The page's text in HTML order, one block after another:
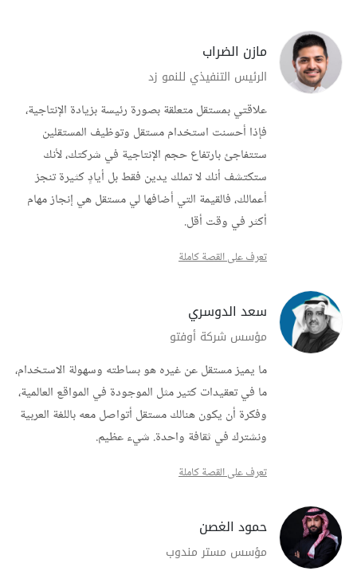
مازن الضراب
الرئيس التنفيذي للنمو زد
علاقتي بمستقل متعلقة بصورة رئيسة بزيادة الإنتاجية،
فإذا أحسنت استخدام مستقل وتوظيف المستقلين
ستتفاجئ بارتفاع حجم الإنتاجية في شركتك، لأنك
ستكتشف أنك لا تملك يدين فقط بل أيادٍ كثيرة تنجز
أعمالك، فالقيمة التي أضافها لي مستقل هي إنجاز مهام
أكثر في وقت أقل.
تعرف على القصة كاملة
سعد الدوسري
مؤسس شركة أوفتو
ما يميز مستقل عن غيره هو بساطته وسهولة الاستخدام،
ما في تعقيدات كتير مثل الموجودة في المواقع العالمية،
وفكرة أن يكون هنالك مستقل أتواصل معه باللغة العربية
ونشترك في ثقافة واحدة. شيء عظيم.
تعرف على القصة كاملة
حمود الغصن
مؤسس مستر مندوب